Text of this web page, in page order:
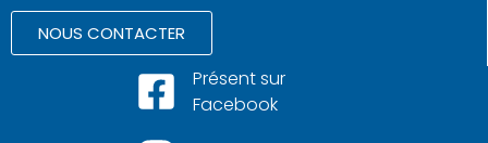
NOUS CONTACTER
Présent sur
Facebook